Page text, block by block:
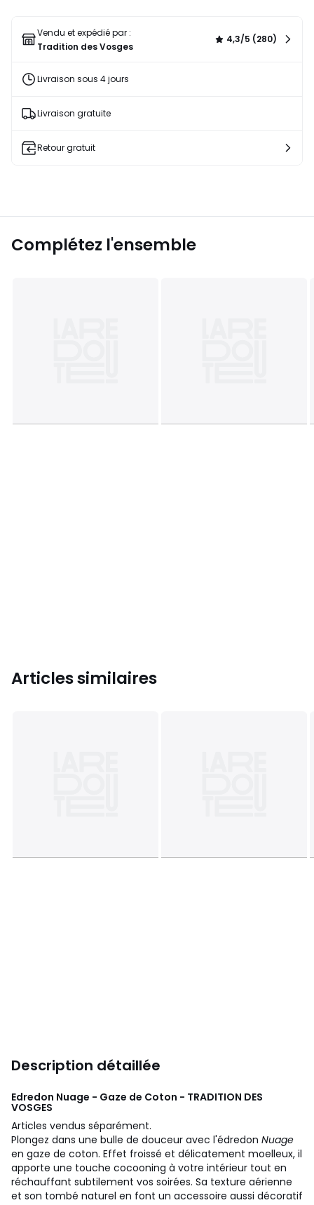
Vendu et expédié par :
Tradition des Vosges
4,3/5 (280)
Livraison sous 4 jours
Livraison gratuite
Retour gratuit
Complétez l'ensemble
Articles similaires
Description détaillée
Edredon Nuage - Gaze de Coton - TRADITION DES
VOSGES
Articles vendus séparément.
Plongez dans une bulle de douceur avec l'édredon Nuage
en gaze de coton. Effet froissé et délicatement moelleux, il
apporte une touche cocooning à votre intérieur tout en
réchauffant subtilement vos soirées. Sa texture aérienne
et son tombé naturel en font un accessoire aussi décoratif